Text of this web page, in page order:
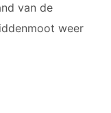
van de
weer